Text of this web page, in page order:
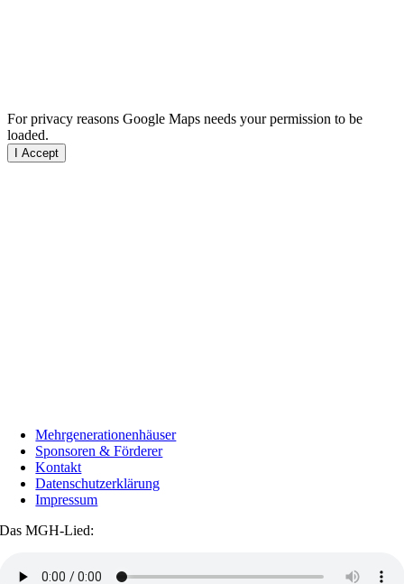
For privacy reasons Google Maps needs your permission to be
loaded.
I Accept
Mehrgenerationenhäuser
Sponsoren & Förderer
Kontakt
Datenschutzerklärung
Impressum
Das MGH-Lied: